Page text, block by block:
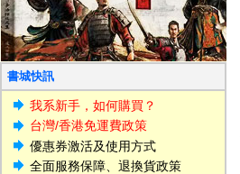
書城快訊
我系新手，如何購買？
台灣/香港免運費政策
優惠券激活及使用方式
全面服務保障、退換貨政策